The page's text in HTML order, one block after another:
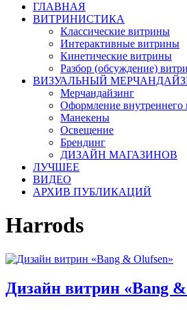
ГЛАВНАЯ
ВИТРИНИСТИКА
Классические витрины
Интерактивные витрины
Кинетические витрины
Разбор (обсуждение)
ВИЗУАЛЬНЫЙ
Мерчандайзинг
Оформление внутреннего
Манекены
Освещение
Брендинг
ДИЗАЙН МАГАЗИНОВ
ЛУЧШЕЕ
ВИДЕО
АРХИВ ПУБЛИКАЦИЙ
Harrods
Дизайн витрин «Bang